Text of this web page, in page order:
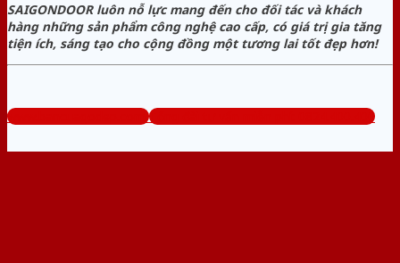
SAIGONDOOR luôn nỗ lực mang đến cho đối tác và khách
hàng những sản phẩm công nghệ cao cấp, có giá trị gia tăng
tiện ích, sáng tạo cho cộng đồng một tương lai tốt đẹp hơn!
www.bancuagodep.com Tổng đài tư vấn miễn phí: 0824.400.400